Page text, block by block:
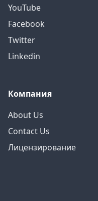
YouTube
Facebook
Twitter
Linkedin
Компания
About Us
Contact Us
Лицензирование